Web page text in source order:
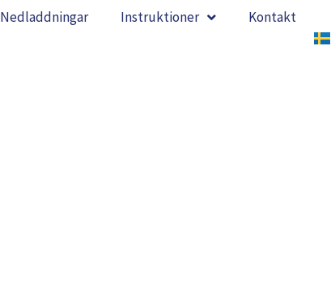
Nedladdningar Instruktioner Kontakt